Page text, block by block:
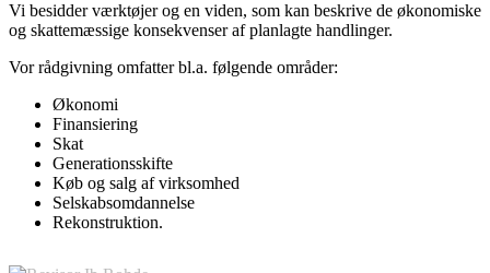
Vi besidder værktøjer og en viden, som kan beskrive de økonomiske
og skattemæssige konsekvenser af planlagte handlinger.
Vor rådgivning omfatter bl.a. følgende områder:
Økonomi
Finansiering
Skat
Generationsskifte
Køb og salg af virksomhed
Selskabsomdannelse
Rekonstruktion.